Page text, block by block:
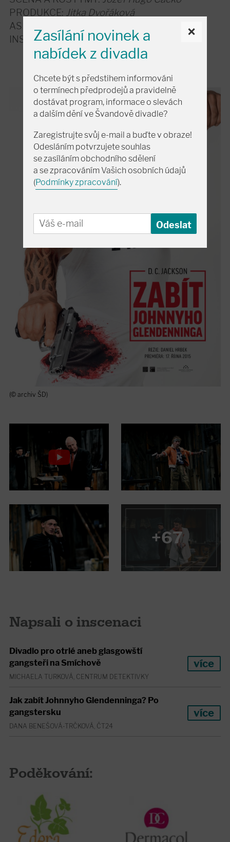
PRODUKCE: Jitka Dvořáková
ASISTENT REŽIE:
INSPICE:Blanka Popková
(© archiv ŠD)
+67
Napsali o inscenaci
Divadlo pro otrlé aneb glasgowští
gangsteři na Smíchově
MICHAELA TURKOVÁ, CENTRUM DETEKTIVKY
více
Jak zabít Johnnyho Glendenninga? Po
gangstersku
DANA BENEŠOVÁ-TRČKOVÁ, ČT24
více
Poděkování:
×
Zasílání novinek a
nabídek z divadla
Chcete být s předstihem informováni
o termínech předprodejů a pravidelně
dostávat program, informace o slevách
a dalším dění ve Švandově divadle?
Zaregistrujte svůj e-mail a buďte v obraze!
Odesláním potvrzujete souhlas
se zasíláním obchodního sdělení
a se zpracováním Vašich osobních údajů
(Podmínky zpracování).